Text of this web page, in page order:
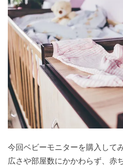
今回ベビーモニターを購入して
広さや部屋数にかかわらず、赤